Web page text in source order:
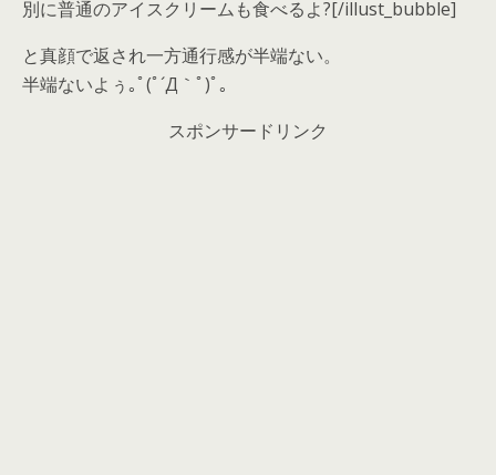
別に普通のアイスクリームも食べるよ?[/illust_bubble]
と真顔で返され一方通行感が半端ない。
半端ないよぅ｡ﾟ(ﾟ´Д｀ﾟ)ﾟ｡
スポンサードリンク